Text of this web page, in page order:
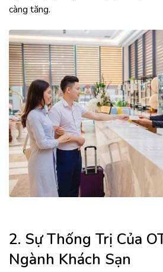
càng tăng.
2. Sự Thống Trị Của
Ngành Khách Sạn